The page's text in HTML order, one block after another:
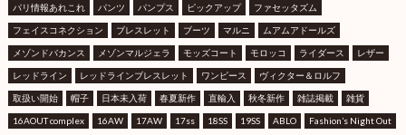
パリ情報あれこれ パンツ パンプス ピックアップ ファセッタズム
フェイスコネクション ブレスレット ブーツ マルニ ムアムアドールズ
メゾンドバカンス メゾンマルジェラ モッズコート モロッコ ライダース レザー
レッドライン レッドラインブレスレット ワンピース ヴィクター＆ロルフ
取扱い開始 帽子 日本未入荷 春夏新作 直輸入 秋冬新作 雑誌掲載 雑貨
16AOUT complex 16AW 17AW 17ss 18SS 19SS ABLO Fashion’s Night Out